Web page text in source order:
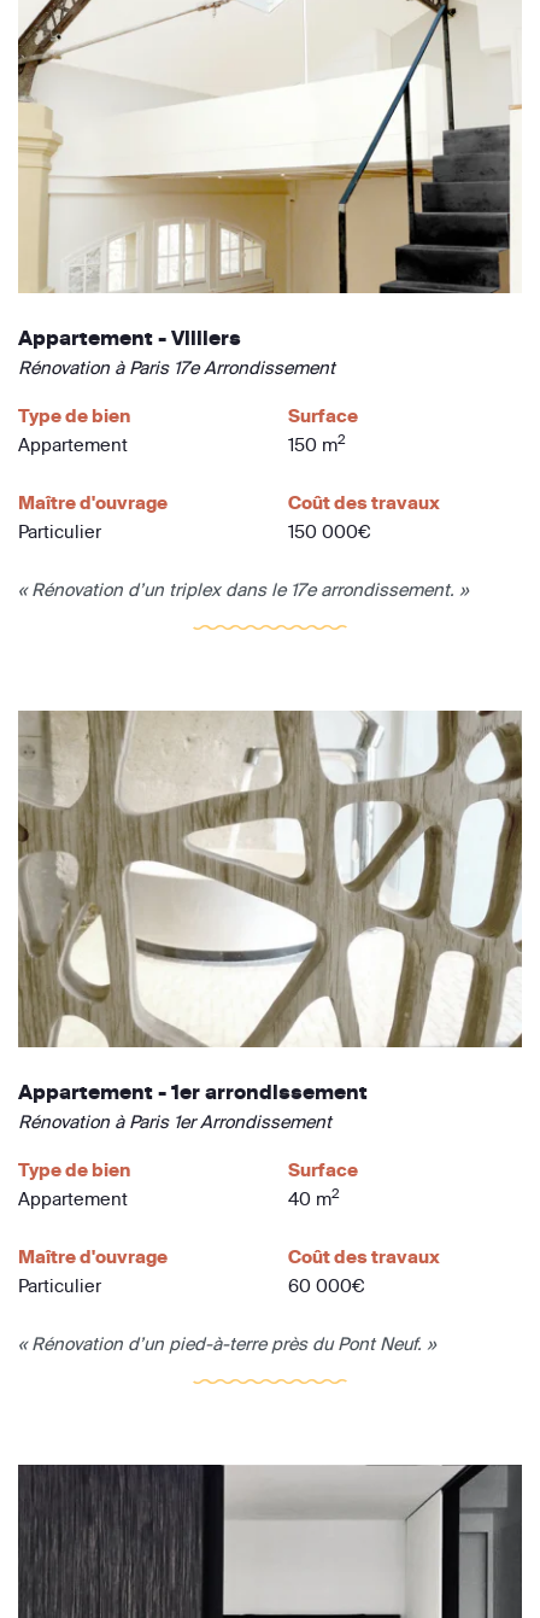
Appartement - Villiers
Rénovation à Paris 17e Arrondissement
Type de bien
Appartement
Surface
150 m2
Maître d'ouvrage
Particulier
Coût des travaux
150 000€
« Rénovation d’un triplex dans le 17e arrondissement. »
Appartement - 1er arrondissement
Rénovation à Paris 1er Arrondissement
Type de bien
Appartement
Surface
40 m2
Maître d'ouvrage
Particulier
Coût des travaux
60 000€
« Rénovation d’un pied-à-terre près du Pont Neuf. »